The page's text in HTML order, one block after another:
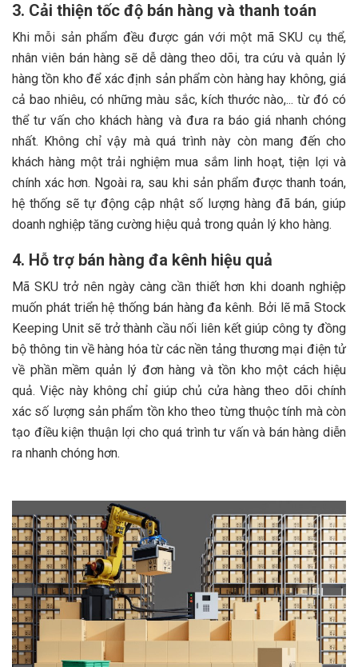
3. Cải thiện tốc độ bán hàng và thanh toán
Khi mỗi sản phẩm đều được gán với một mã SKU cụ thể,
nhân viên bán hàng sẽ dễ dàng theo dõi, tra cứu và quản lý
hàng tồn kho để xác định sản phẩm còn hàng hay không, giá
cả bao nhiêu, có những màu sắc, kích thước nào,... từ đó có
thể tư vấn cho khách hàng và đưa ra báo giá nhanh chóng
nhất. Không chỉ vậy mà quá trình này còn mang đến cho
khách hàng một trải nghiệm mua sắm linh hoạt, tiện lợi và
chính xác hơn. Ngoài ra, sau khi sản phẩm được thanh toán,
hệ thống sẽ tự động cập nhật số lượng hàng đã bán, giúp
doanh nghiệp tăng cường hiệu quả trong quản lý kho hàng.
4. Hỗ trợ bán hàng đa kênh hiệu quả
Mã SKU trở nên ngày càng cần thiết hơn khi doanh nghiệp
muốn phát triển hệ thống bán hàng đa kênh. Bởi lẽ mã Stock
Keeping Unit sẽ trở thành cầu nối liên kết giúp công ty đồng
bộ thông tin về hàng hóa từ các nền tảng thương mại điện tử
về phần mềm quản lý đơn hàng và tồn kho một cách hiệu
quả. Việc này không chỉ giúp chủ cửa hàng theo dõi chính
xác số lượng sản phẩm tồn kho theo từng thuộc tính mà còn
tạo điều kiện thuận lợi cho quá trình tư vấn và bán hàng diễn
ra nhanh chóng hơn.